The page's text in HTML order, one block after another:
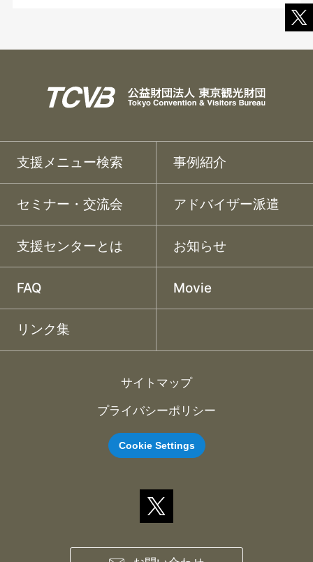
支援メニュー検索 事例紹介
セミナー・交流会 アドバイザー派遣
支援センターとは お知らせ
FAQ Movie
リンク集
サイトマップ
プライバシーポリシー
Cookie Settings